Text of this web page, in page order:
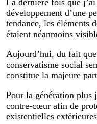
La dernière fois que
développement d’une
tendance, les éléments
étaient néanmoins
Aujourd’hui, du fait
conservatisme social
constitue la majeure
Pour la génération plus
contre-cœur afin de
existentielles